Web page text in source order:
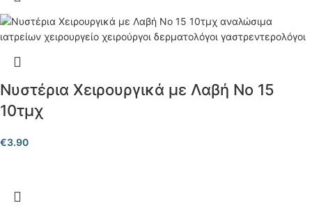
Νυστέρια Χειρουργικά με Λαβή Νο 15
10τμχ
€3.90